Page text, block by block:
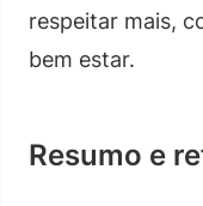
respeitar mais,
bem estar.
Resumo e